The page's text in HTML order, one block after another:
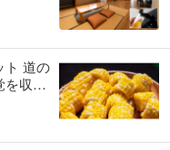
ト 道の
を収穫